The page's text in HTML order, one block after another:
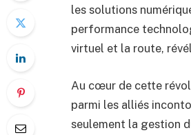
les solutions
performance
virtuel et la route,
Au cœur de cette
parmi les alliés
seulement la gestion